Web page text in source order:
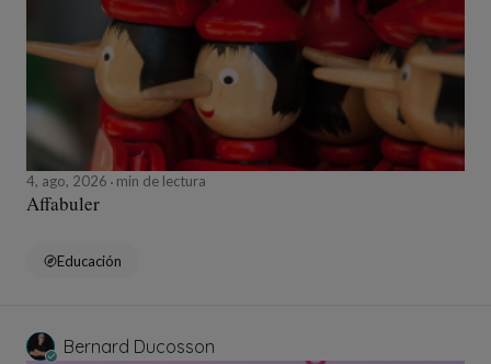
4, ago, 2026 min de lectura
Affabuler
Educación
Bernard Ducosson